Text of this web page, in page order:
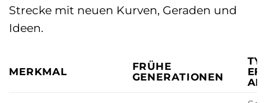
Strecke mit neuen Kurven, Geraden und
Ideen.
MERKMAL
FRÜHE
GENERATIONEN